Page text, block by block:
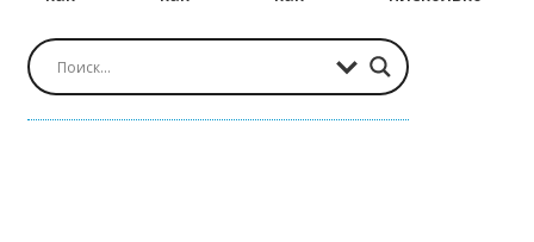
сколько,
как
правильно?